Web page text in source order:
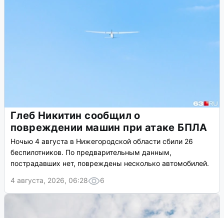
Глеб Никитин сообщил о
повреждении машин при атаке БПЛА
Ночью 4 августа в Нижегородской области сбили 26
беспилотников. По предварительным данным,
пострадавших нет, повреждены несколько автомобилей.
4 августа, 2026, 06:28
6